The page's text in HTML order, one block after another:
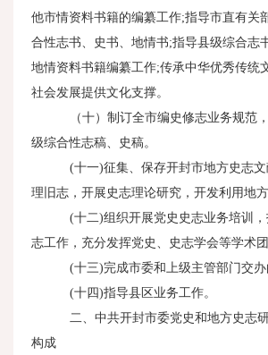
他市情资料书籍的编纂工作;指导市直有关
合性志书、史书、地情书;指导县级综合志
地情资料书籍编纂工作;传承中华优秀传统
社会发展提供文化支撑。
（十）制订全市编史修志业务规范
级综合性志稿、史稿。
(十一)征集、保存开封市地方史志
理旧志，开展史志理论研究，开发利用地方
(十二)组织开展党史史志业务培训
志工作，充分发挥党史、史志学会等学术团
(十三)完成市委和上级主管部门交办
(十四)指导县区业务工作。
二、中共开封市委党史和地方史志
构成